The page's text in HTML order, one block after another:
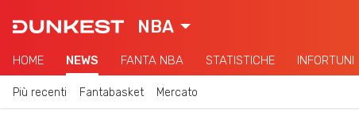
NBA
HOME NEWS FANTA NBA STATISTICHE INFORTUNI
Più recenti Fantabasket Mercato